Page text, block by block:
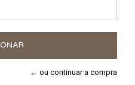
← ou continuar a compra